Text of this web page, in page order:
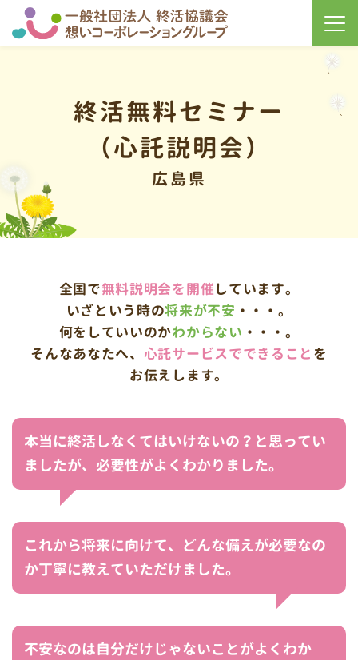
終活無料セミナー
（心託説明会）
広島県
全国で無料説明会を開催しています。
いざという時の将来が不安 ・・・。
何をしていいのかわからない ・・・。
そんなあなたへ、 心託サービスでできること を
お伝えします。
本当に終活しなくてはいけないの？と思ってい
ましたが、必要性がよくわかりました。
これから将来に向けて、どんな備えが必要なの
か丁寧に教えていただけました。
不安なのは自分だけじゃないことがよくわか